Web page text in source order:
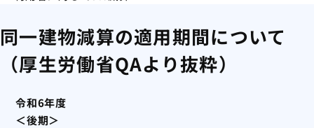
同一建物減算の適用期間について
（厚生労働省QAより抜粋）
令和6年度
＜後期＞